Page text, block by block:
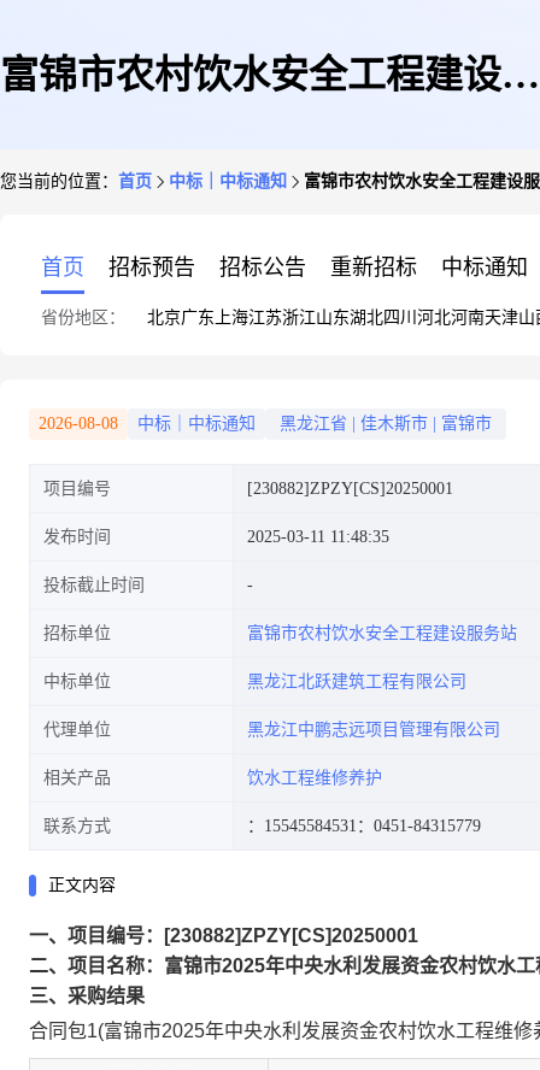
富锦市农村饮水安全工程建设服
结果公告
您当前的位置： 首页 中标｜中标通知 富锦市农村饮水安全工程建设
首页 招标预告 招标公告 重新招标 中标通知
省份地区： 北京广东 上海江苏浙江山东湖北四川 河北河南天津山
2026-08-08 中标｜中标通知 黑龙江省 佳木斯市 富锦市
项目编号 [230882]ZPZY[CS]20250001
发布时间 2025-03-11 11:48:35
投标截止时间
招标单位 富锦市农村饮水安全工程建设服务站
中标单位 黑龙江北跃建筑工程有限公司
代理单位 黑龙江中鹏志远项目管理有限公司
相关产品 饮水工程维修养护
联系方式 ：15545584531 ：0451-84315779
正文内容
一、项目编号：[230882]ZPZY[CS]20250001
二、项目名称：富锦市2025年中央水利发展资金农村饮水
三、采购结果
合同包1(富锦市2025年中央水利发展资金农村饮水工程维修